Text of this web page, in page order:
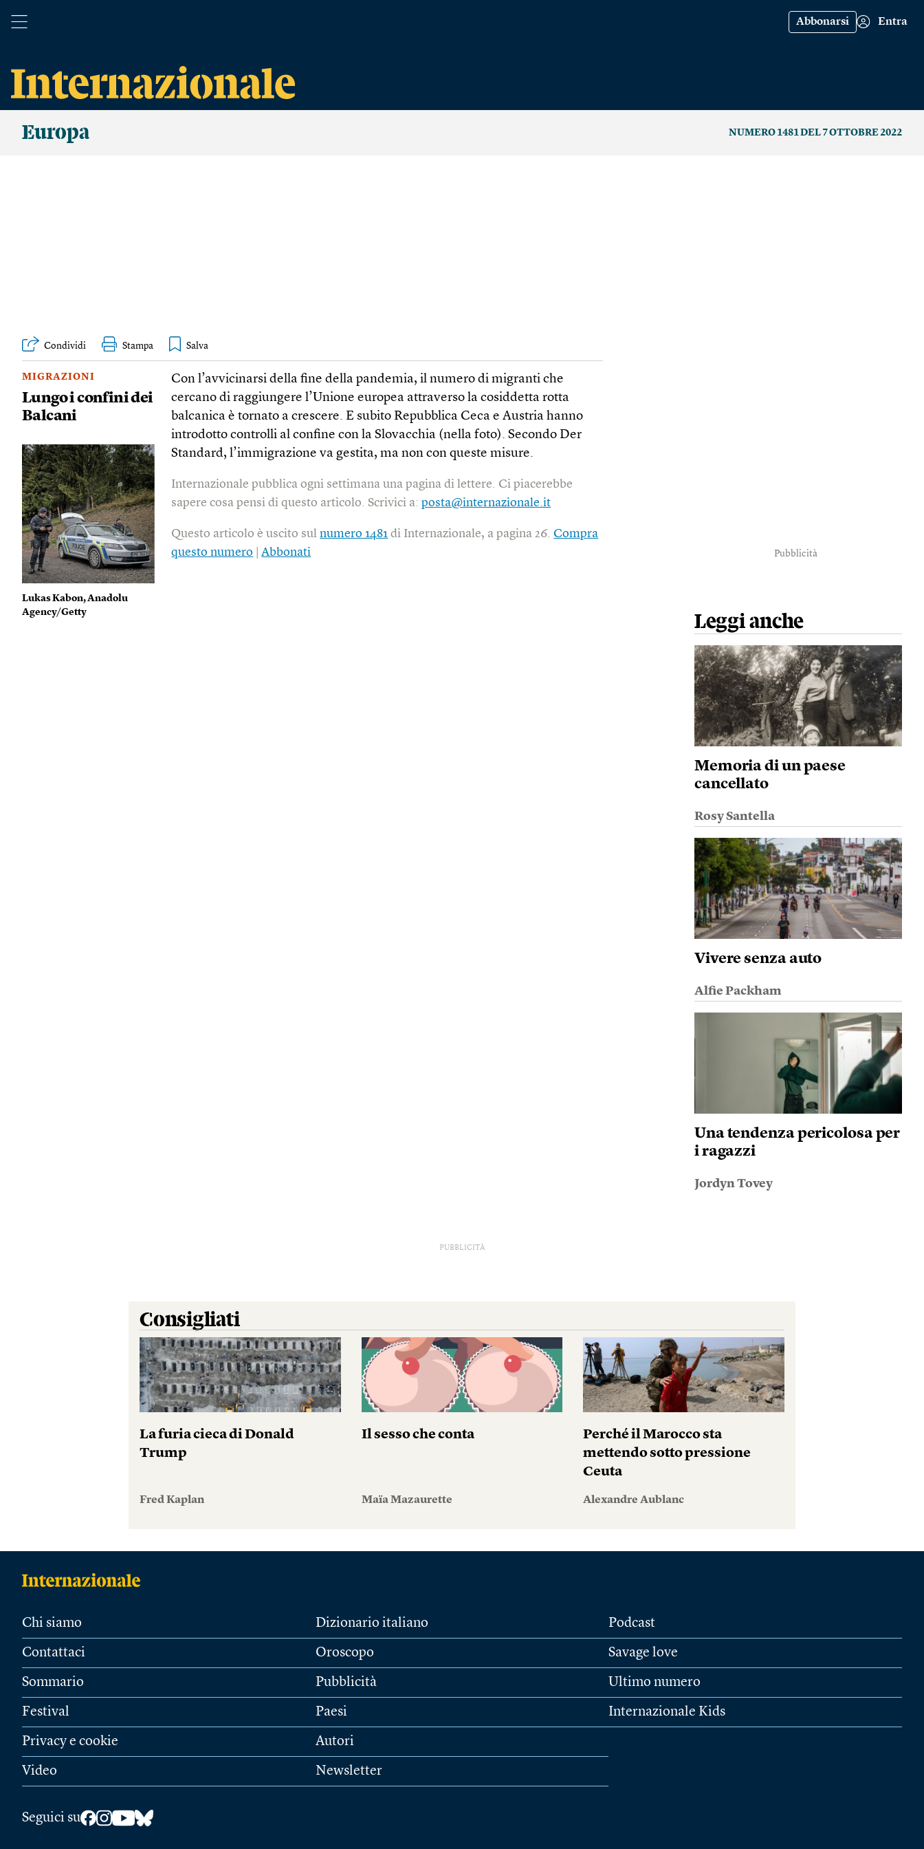
Abbonarsi Entra
Europa NUMERO 1481 DEL 7 OTTOBRE 2022
Condividi Stampa
MIGRAZIONI
Lungo i confini dei
Balcani
Lukas Kabon, Anadolu
Agency/Getty
Con l’avvicinarsi della fine della pandemia, il numero di migranti che
cercano di raggiungere l’Unione europea attraverso la cosiddetta rotta
balcanica è tornato a crescere. E subito Repubblica Ceca e Austria hanno
introdotto controlli al confine con la Slovacchia (nella foto). Secondo Der
Standard, l’immigrazione va gestita, ma non con queste misure.
Internazionale pubblica ogni settimana una pagina di lettere. Ci piacerebbe
sapere cosa pensi di questo articolo. Scrivici a:posta@internazionale.it
Questo articolo è uscito sulnumero 1481 di Internazionale, a pagina 26.Compra
questo numero |Abbonati Pubblicità
Leggi anche
Memoria di un paese
cancellato
Rosy Santella
Vivere senza auto
Alfie Packham
Una tendenza pericolosa per
i ragazzi
Jordyn Tovey
PUBBLICITÀ
Consigliati
La furia cieca di Donald
Trump
Fred Kaplan
Il sesso che conta
Maïa Mazaurette
Perché il Marocco sta
mettendo sotto pressione
Ceuta
Alexandre Aublanc
Chi siamo
Contattaci
Sommario
Festival
Privacy e cookie
Video
Dizionario italiano
Oroscopo
Pubblicità
Paesi
Autori
Newsletter
Podcast
Savage love
Ultimo numero
Internazionale Kids
Seguici su